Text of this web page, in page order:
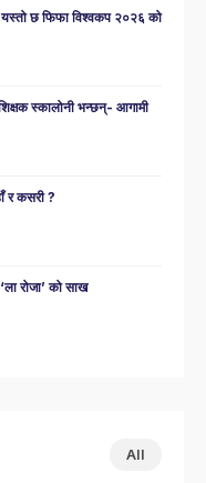
छ फिफा विश्वकप २०२६ को
स्कालोनी भन्छन्- आगामी
र कसरी ?
रोजा’ को साख
All